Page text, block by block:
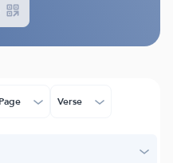
Page Verse